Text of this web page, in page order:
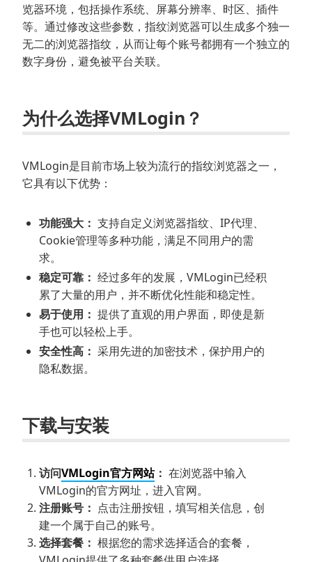
览器环境，包括操作系统、屏幕分辨率、时区、插件
等。通过修改这些参数，指纹浏览器可以生成多个独一
无二的浏览器指纹，从而让每个账号都拥有一个独立的
数字身份，避免被平台关联。
为什么选择VMLogin？
VMLogin是目前市场上较为流行的指纹浏览器之一，
它具有以下优势：
功能强大： 支持自定义浏览器指纹、IP代理、
Cookie管理等多种功能，满足不同用户的需
求。
稳定可靠： 经过多年的发展，VMLogin已经积
累了大量的用户，并不断优化性能和稳定性。
易于使用： 提供了直观的用户界面，即使是新
手也可以轻松上手。
安全性高： 采用先进的加密技术，保护用户的
隐私数据。
下载与安装
访问VMLogin官方网站： 在浏览器中输入
VMLogin的官方网址，进入官网。
注册账号： 点击注册按钮，填写相关信息，创
建一个属于自己的账号。
选择套餐： 根据您的需求选择适合的套餐，